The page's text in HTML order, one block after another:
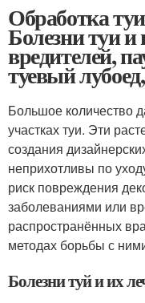
Обработка
Болезни туи и
вредителей,
туевый
Большое количество
участках туи. Эти
создания
неприхотливы по
риск повреждения
заболеваниями или
распространённых
методах борьбы с
Болезни туй и их